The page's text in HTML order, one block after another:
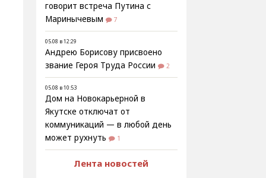
говорит встреча Путина с
Маринычевым
7
05.08 в 12:29
Андрею Борисову присвоено
звание Героя Труда России
2
05.08 в 10:53
Дом на Новокарьерной в
Якутске отключат от
коммуникаций — в любой день
может рухнуть
1
Лента новостей